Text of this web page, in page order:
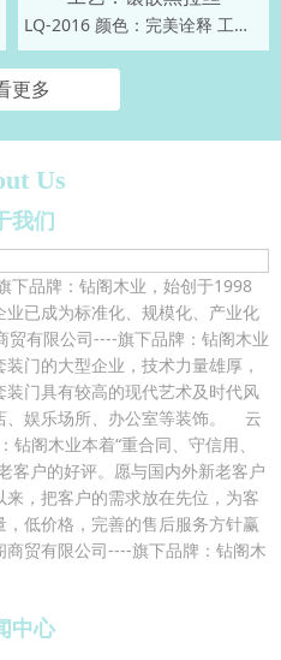
LQ-2016 颜色：完美诠释 工艺：镶嵌黑拉丝
更多
Us
我们
品牌：钻阁木业，始创于1998
已成为标准化、规模化、产业化
有限公司----旗下品牌：钻阁木业
门的大型企业，技术力量雄厚，
门具有较高的现代艺术及时代风
、娱乐场所、办公室等装饰。 云
阁木业本着“重合同、守信用、
客户的好评。愿与国内外新老客户
，把客户的需求放在先位，为客
低价格，完善的售后服务方针赢
贸有限公司----旗下品牌：钻阁木
中心